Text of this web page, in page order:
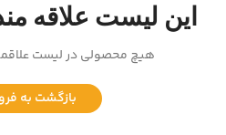
این لیست علاقه
هیچ محصولی در لیست
بازگشت به